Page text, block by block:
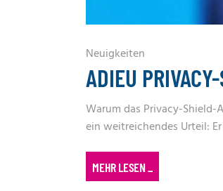
Neuigkeiten
ADIEU
Warum das Privacy-
ein weitreichendes Urteil: Er
MEHR LESEN_